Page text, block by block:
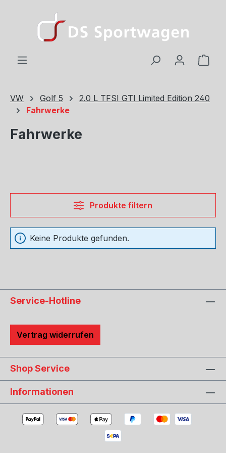
Zum Hauptinhalt springen
VW Golf 5
2.0 L TFSI GTI Limited Edition 240
Fahrwerke
Fahrwerke
Produkte filtern
Keine Produkte gefunden.
Service-Hotline
Vertrag widerrufen
Shop Service
Informationen